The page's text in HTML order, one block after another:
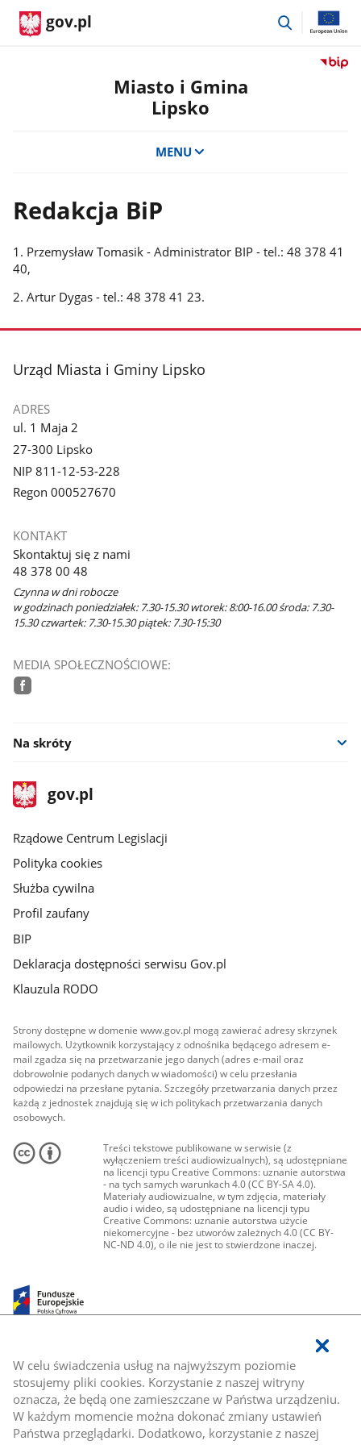
W celu świadczenia usług na najwyższym poziomie
stosujemy pliki cookies. Korzystanie z naszej witryny
oznacza, że będą one zamieszczane w Państwa urządzeniu.
W każdym momencie można dokonać zmiany ustawień
Państwa przeglądarki. Dodatkowo, korzystanie z naszej
gov.pl
przejdź
Przejdź
Miasto i Gmina
Lipsko
MENU
Redakcja BiP
1. Przemysław Tomasik - Administrator BIP - tel.: 48 378 41
40,
2. Artur Dygas - tel.: 48 378 41 23.
stopka
Urząd Miasta i Gminy Lipsko
ADRES
ul. 1 Maja 2
27-300 Lipsko
NIP 811-12-53-228
Regon 000527670
KONTAKT
Skontaktuj się z nami
48 378 00 48
Czynna w dni robocze
w godzinach poniedziałek: 7.30-15.30 wtorek: 8:00-16.00 środa: 7.30-
15.30 czwartek: 7.30-15.30 piątek: 7.30-15:30
MEDIA SPOŁECZNOŚCIOWE:
Na skróty
stopka
gov.plStrona
gov.pl
Rządowe Centrum Legislacji
Polityka cookies
Służba cywilna
Profil zaufany
BIP
Deklaracja dostępności serwisu Gov.pl
Klauzula RODO
Strony dostępne w domenie www.gov.pl mogą zawierać adresy skrzynek
mailowych. Użytkownik korzystający z odnośnika będącego adresem e-
mail zgadza się na przetwarzanie jego danych (adres e-mail oraz
dobrowolnie podanych danych w wiadomości) w celu przesłania
odpowiedzi na przesłane pytania. Szczegóły przetwarzania danych przez
każdą z jednostek znajdują się w ich politykach przetwarzania danych
osobowych.
Treści tekstowe publikowane w serwisie (z
wyłączeniem treści audiowizualnych), są udostępniane
na licencji typu Creative Commons: uznanie autorstwa
- na tych samych warunkach 4.0 (CC BY-SA 4.0).
Materiały audiowizualne, w tym zdjęcia, materiały
audio i wideo, są udostępniane na licencji typu
Creative Commons: uznanie autorstwa użycie
niekomercyjne - bez utworów zależnych 4.0 (CC BY-
NC-ND 4.0), o ile nie jest to stwierdzone inaczej.